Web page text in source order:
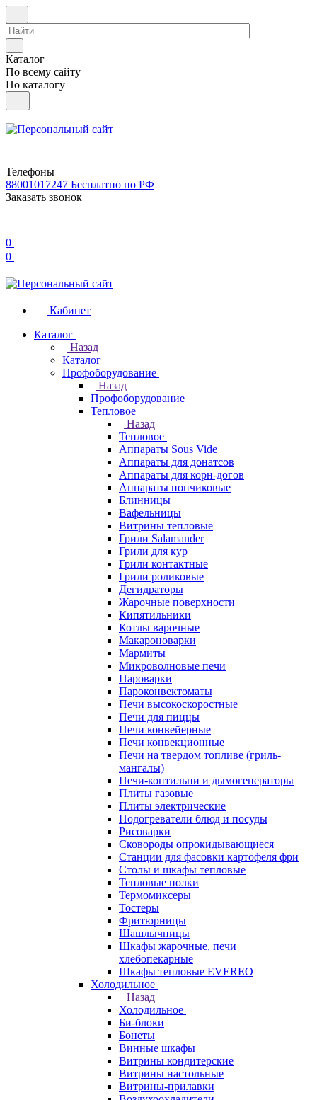
Каталог
По всему сайту
По каталогу
Телефоны
88001017247 Бесплатно по РФ
Заказать звонок
0
0
Кабинет
Каталог
Назад
Каталог
Профоборудование
Назад
Профоборудование
Тепловое
Назад
Тепловое
Аппараты Sous Vide
Аппараты для донатсов
Аппараты для корн-догов
Аппараты пончиковые
Блинницы
Вафельницы
Витрины тепловые
Грили Salamander
Грили для кур
Грили контактные
Грили роликовые
Дегидраторы
Жарочные поверхности
Кипятильники
Котлы варочные
Макароноварки
Мармиты
Микроволновые печи
Пароварки
Пароконвектоматы
Печи высокоскоростные
Печи для пиццы
Печи конвейерные
Печи конвекционные
Печи на твердом топливе (гриль-
мангалы)
Печи-коптильни и дымогенераторы
Плиты газовые
Плиты электрические
Подогреватели блюд и посуды
Рисоварки
Сковороды опрокидывающиеся
Станции для фасовки картофеля фри
Столы и шкафы тепловые
Тепловые полки
Термомиксеры
Тостеры
Фритюрницы
Шашлычницы
Шкафы жарочные, печи
хлебопекарные
Шкафы тепловые EVEREO
Холодильное
Назад
Холодильное
Би-блоки
Бонеты
Винные шкафы
Витрины кондитерские
Витрины настольные
Витрины-прилавки